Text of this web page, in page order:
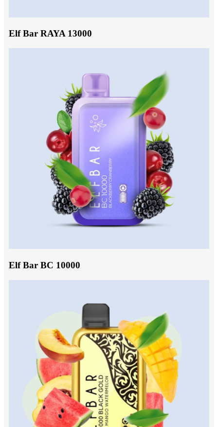
Elf Bar RAYA 13000
Elf Bar BC 10000